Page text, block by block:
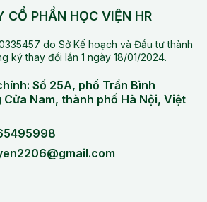
CỔ PHẦN HỌC VIỆN HR
do Sở Kế hoạch và Đầu tư thành
ký thay đổi lần 1 ngày 18/01/2024.
Số 25A, phố Trần Bình
Nam, thành phố Hà Nội, Việt